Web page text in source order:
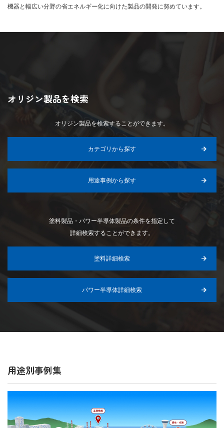
機器と幅広い分野の省エネルギー化に向けた製品の開発に努めています。
オリジン製品を検索
オリジン製品を検索することができます。
カテゴリから探す
用途事例から探す
塗料製品・パワー半導体製品の条件を指定して
詳細検索することができます。
塗料詳細検索
パワー半導体詳細検索
用途別事例集